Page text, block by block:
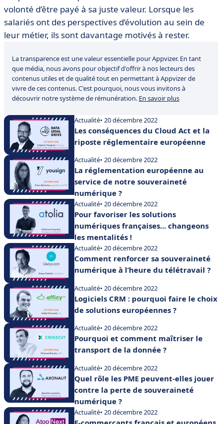
volonté d’être payé à sa juste valeur. Lorsque les
salariés ont des perspectives d’évolution au sein de
leur métier, ils sont davantage motivés à rester.
La transparence est une valeur essentielle pour Appvizer. En tant
que média, nous avons pour objectif d'offrir à nos lecteurs des
contenus utiles et de qualité tout en permettant à Appvizer de
vivre de ces contenus. C'est pourquoi, nous vous invitons à
découvrir notre système de rémunération. En savoir plus
Actualité• 20 décembre 2022
Les conséquences du Cloud Act et la
riposte réglementaire européenne
Actualité• 20 décembre 2022
La réglementation européenne au
service de notre souveraineté
numérique ?
Actualité• 20 décembre 2022
Pour favoriser les solutions
numériques françaises... changeons
les mentalités !
Actualité• 20 décembre 2022
Comment renforcer sa souveraineté
numérique à l’heure du télétravail ?
Actualité• 20 décembre 2022
Logiciels CRM : pourquoi faire le choix
de solutions européennes ?
Actualité• 20 décembre 2022
Pourquoi et comment maîtriser le
transport de la donnée ?
Actualité• 20 décembre 2022
Quel rôle les PME peuvent-elles jouer
contre la perte de souveraineté
numérique ?
Actualité• 20 décembre 2022